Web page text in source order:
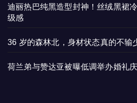
迪丽热巴纯黑造型封神！丝绒黑裙
级感
36 岁的森林北，身材状态真的不输
荷兰弟与赞达亚被曝低调举办婚礼